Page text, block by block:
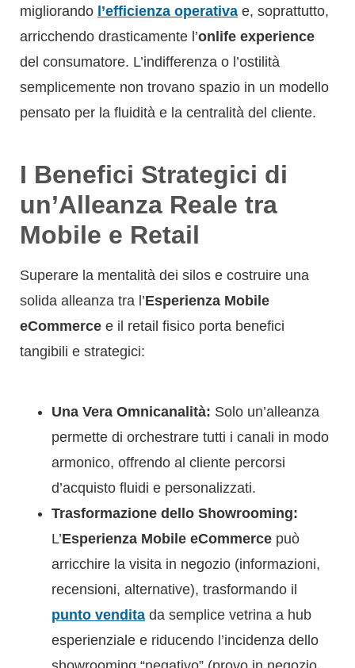
migliorando l’efficienza operativa e, soprattutto,
arricchendo drasticamente l’onlife experience
del consumatore. L’indifferenza o l’ostilità
semplicemente non trovano spazio in un modello
pensato per la fluidità e la centralità del cliente.
I Benefici Strategici di
un’Alleanza Reale tra
Mobile e Retail
Superare la mentalità dei silos e costruire una
solida alleanza tra l’Esperienza Mobile
eCommerce e il retail fisico porta benefici
tangibili e strategici:
Una Vera Omnicanalità: Solo un’alleanza
permette di orchestrare tutti i canali in modo
armonico, offrendo al cliente percorsi
d’acquisto fluidi e personalizzati.
Trasformazione dello Showrooming:
L’Esperienza Mobile eCommerce può
arricchire la visita in negozio (informazioni,
recensioni, alternative), trasformando il
punto vendita da semplice vetrina a hub
esperienziale e riducendo l’incidenza dello